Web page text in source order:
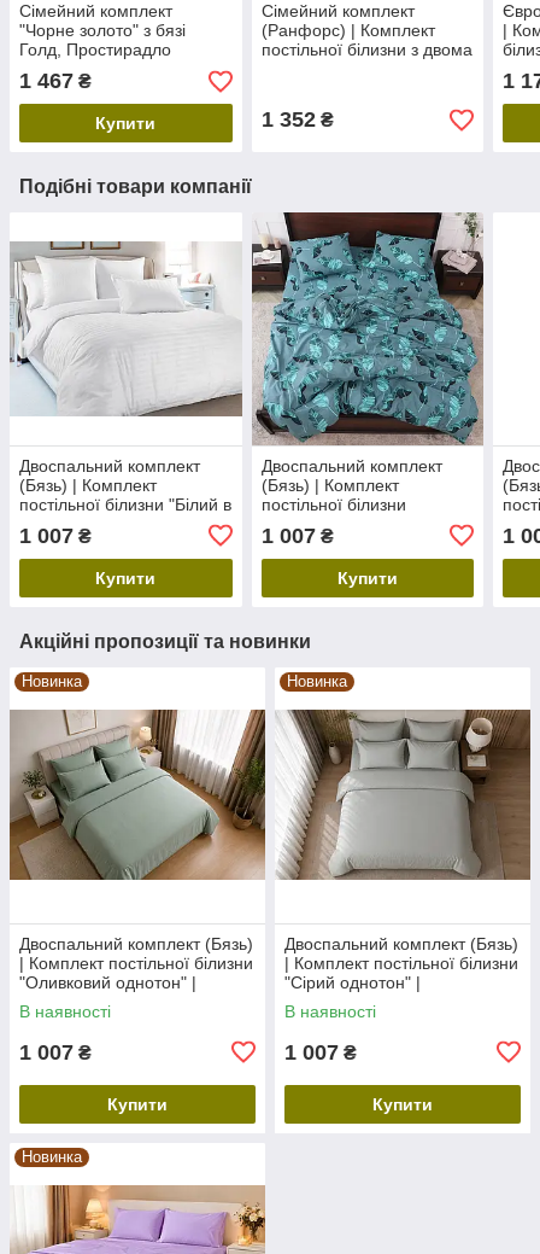
Сімейний комплект
"Чорне золото" з бязі
Голд, Простирадло
1 467 ₴
Купити
Сімейний комплект
(Ранфорс) | Комплект
постільної білизни з двома
1 352₴
|
1
Подібні товари компанії
Двоспальний комплект
(Бязь) | Комплект
постільної білизни "Білий в
200х220 см, білий
1 007 ₴
Купити
Двоспальний комплект
(Бязь) | Комплект
постільної білизни
Простирадло 200х220 см
1 007₴
Купити
1
Акційні пропозиції та новинки
Новинка
Двоспальний комплект (Бязь)
| Комплект постільної білизни
"Оливковий однотон" |
Простирадло 200х220 см
В наявності
1 007 ₴
Купити
Новинка
Двоспальний комплект (Бязь)
| Комплект постільної білизни
"Сірий однотон" |
Простирадло 200х220 см
В наявності
1 007 ₴
Купити
Новинка